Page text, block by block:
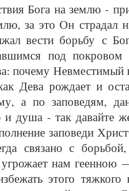
Бога на землю -
за это Он страдал
вести борьбу с
под
почему
Дева рождает и
а по заповедям,
и душа - так давайте
заповеди
связано с
угрожает нам геенною
этого